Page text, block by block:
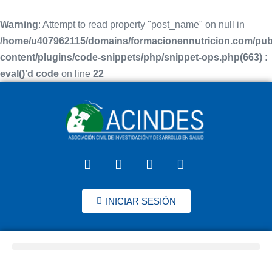
Warning: Attempt to read property "post_name" on null in
/home/u407962115/domains/formacionennutricion.com/
content/plugins/code-snippets/php/snippet-ops.php(663) :
eval()'d code on line 22
INICIAR SESIÓN